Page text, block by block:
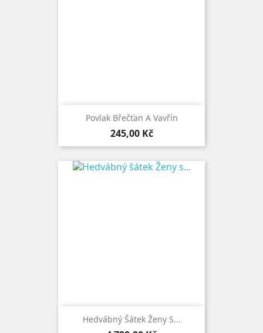
Povlak Břečťan A Vavřín
Cena
245,00 Kč
Hedvábný Šátek Ženy S...